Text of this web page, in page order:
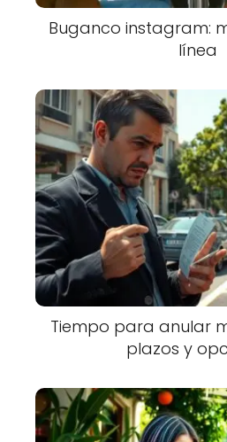
Buganco instagram:
línea
Tiempo para anular
plazos y